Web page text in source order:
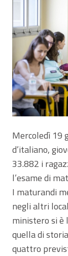
Mercoledì 19
d’italiano,
33.882 i
l’esame di
I maturandi
negli altri
ministero si
quella di
quattro